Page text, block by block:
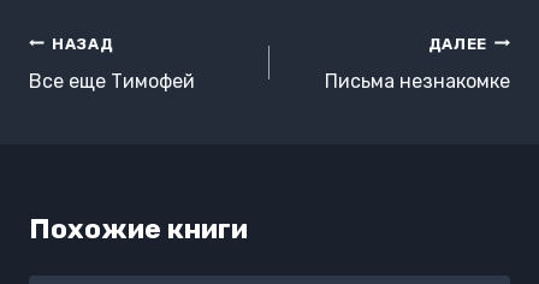
Навигация
по
НАЗАД
Все еще Тимофей
ДАЛЕЕ
Письма незнакомке
Похожие книги